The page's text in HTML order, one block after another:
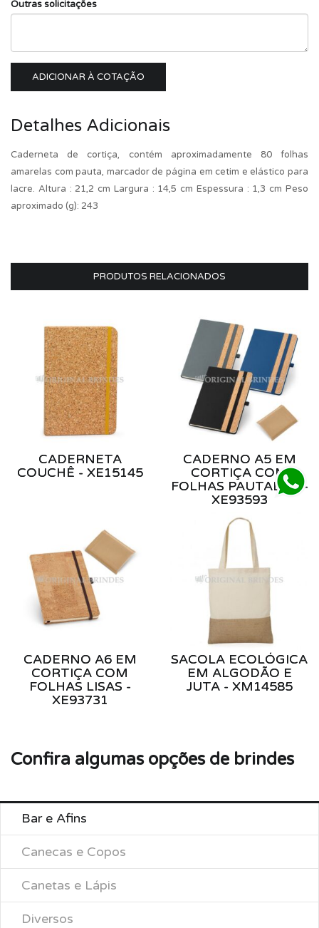
Outras solicitações
ADICIONAR À COTAÇÃO
Detalhes Adicionais
Caderneta de cortiça, contém aproximadamente 80 folhas
amarelas com pauta, marcador de página em cetim e elástico para
lacre. Altura : 21,2 cm Largura : 14,5 cm Espessura : 1,3 cm Peso
aproximado (g): 243
PRODUTOS RELACIONADOS
CADERNETA
COUCHÊ - XE15145
CADERNO A5 EM
CORTIÇA COM
FOLHAS PAUTADAS -
XE93593
CADERNO A6 EM
CORTIÇA COM
FOLHAS LISAS -
XE93731
SACOLA ECOLÓGICA
EM ALGODÃO E
JUTA - XM14585
Confira algumas opções de brindes
Bar e Afins
Canecas e Copos
Canetas e Lápis
Diversos